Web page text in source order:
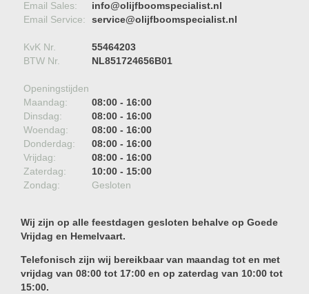
Email Sales:
info@olijfboomspecialist.nl
Email Service:
service@olijfboomspecialist.nl
KvK Nr.
55464203
BTW Nr.
NL851724656B01
Openingstijden
Maandag:
08:00 - 16:00
Dinsdag:
08:00 - 16:00
Woendag:
08:00 - 16:00
Donderdag:
08:00 - 16:00
Vrijdag:
08:00 - 16:00
Zaterdag:
10:00 - 15:00
Zondag:
Gesloten
Wij zijn op alle feestdagen gesloten behalve op Goede
Vrijdag en Hemelvaart.
Telefonisch zijn wij bereikbaar van maandag tot en met
vrijdag van 08:00 tot 17:00 en op zaterdag van 10:00 tot
15:00.